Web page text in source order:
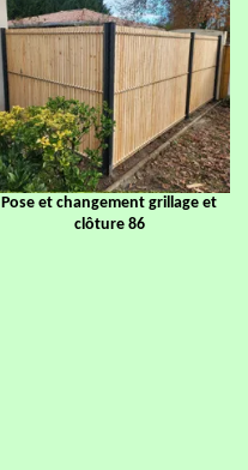
Pose et changement grillage et
clôture 86